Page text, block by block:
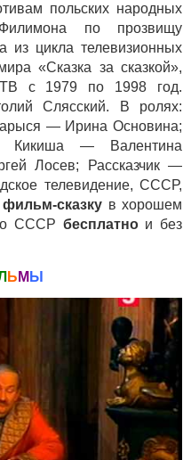
польских народных
по прозвищу
из цикла телевизионных
«Сказка за сказкой»,
ТВ с 1979 по 1998 год.
Слясский. В ролях:
— Ирина Основина;
— Валентина
Лосев; Рассказчик —
телевидение, СССР,
фильм-сказку в хорошем
СССР бесплатнои без
Ь М Ы